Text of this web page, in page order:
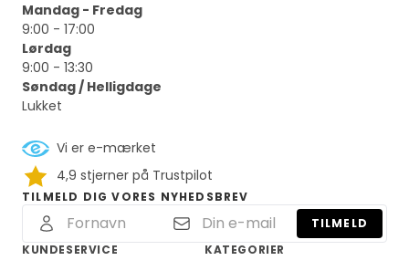
Mandag - Fredag
9:00 - 17:00
Lørdag
9:00 - 13:30
Søndag / Helligdage
Lukket
Vi er e-mærket
4,9 stjerner på Trustpilot
TILMELD DIG VORES NYHEDSBREV
TILMELD
KUNDESERVICE
KATEGORIER